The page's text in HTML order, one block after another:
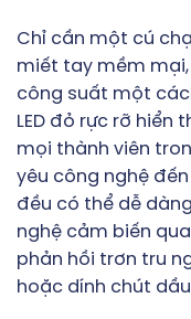
Chỉ cần một cú
miết tay mềm
công suất một
LED đỏ rực rỡ hiển
mọi thành viên
yêu công nghệ
đều có thể dễ
nghệ cảm biến
phản hồi trơn tru
hoặc dính chút